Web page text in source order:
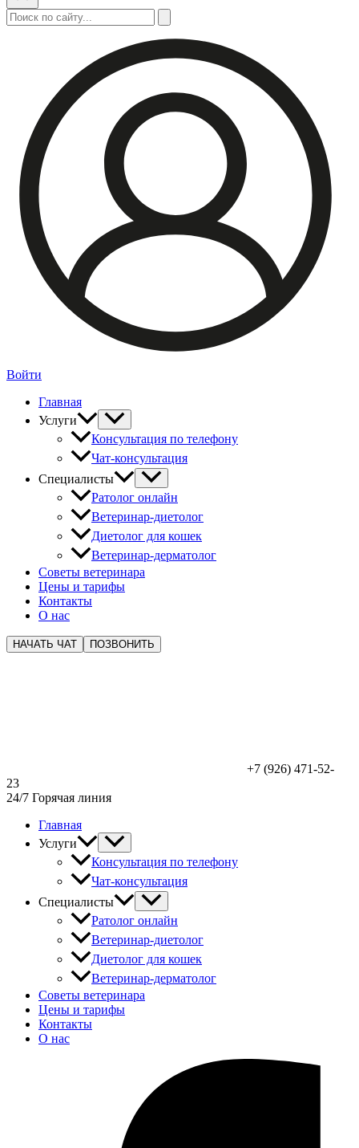
Поиск:
Войти
Главная
Услуги
Консультация по телефону
Чат-консультация
Специалисты
Ратолог онлайн
Ветеринар-диетолог
Диетолог для кошек
Ветеринар-дерматолог
Советы ветеринара
Цены и тарифы
Контакты
О нас
НАЧАТЬ ЧАТ ПОЗВОНИТЬ
+7 (926) 471-52-
23
24/7 Горячая линия
Главная
Услуги
Консультация по телефону
Чат-консультация
Специалисты
Ратолог онлайн
Ветеринар-диетолог
Диетолог для кошек
Ветеринар-дерматолог
Советы ветеринара
Цены и тарифы
Контакты
О нас